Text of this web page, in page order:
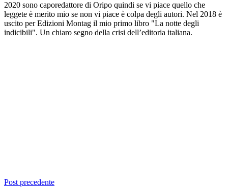
2020 sono caporedattore di Oripo quindi se vi piace quello che
leggete è merito mio se non vi piace è colpa degli autori. Nel 2018 è
uscito per Edizioni Montag il mio primo libro "La notte degli
indicibili". Un chiaro segno della crisi dell’editoria italiana.
Post precedente